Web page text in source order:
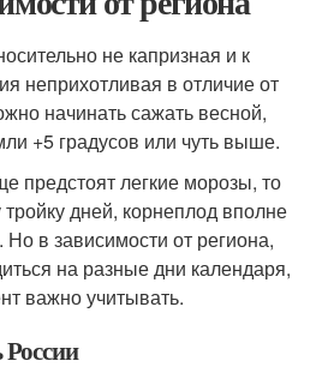
не капризная и к
неприхотливая в отличие от
начинать сажать весной,
+5 градусов или чуть выше.
предстоят легкие морозы, то
дней, корнеплод вполне
в зависимости от региона,
на разные дни календаря,
важно учитывать.